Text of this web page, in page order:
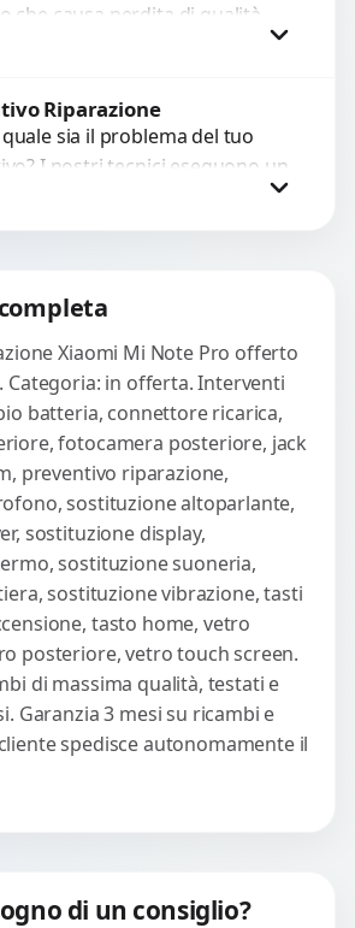
che causa perdita di qualità
impossibilità di collegare cuffie
Procedi
Riparazione
sia il problema del tuo
I nostri tecnici eseguono un
completo con strumenti
per...
Xiaomi Mi Note Pro offerto
Categoria: in offerta. Interventi
batteria, connettore ricarica,
fotocamera posteriore, jack
preventivo riparazione,
sostituzione altoparlante,
sostituzione display,
sostituzione suoneria,
sostituzione vibrazione, tasti
tasto home, vetro
posteriore, vetro touch screen.
di massima qualità, testati e
Garanzia 3 mesi su ricambi e
spedisce autonomamente il
di un consiglio?